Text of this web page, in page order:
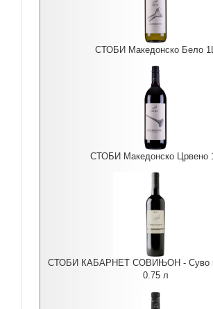
СТОБИ Македонско Бело
СТОБИ Македонско Црвено
СТОБИ КАБАРНЕТ СОВИЊОН - Суво
0.75 л